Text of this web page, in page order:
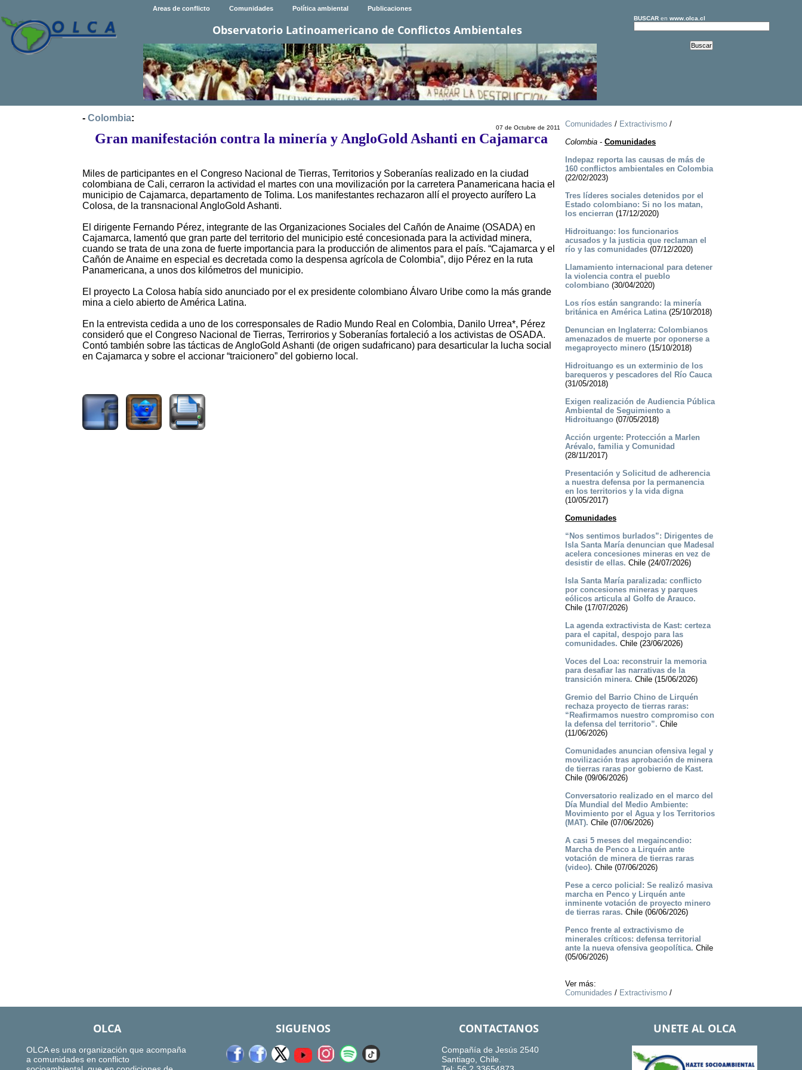
Areas de conflicto Comunidades Política ambiental Publicaciones
Observatorio Latinoamericano de Conflictos Ambientales
BUSCARen www.olca.cl
- Colombia:
07 de Octubre de 2011
Gran manifestación contra la minería y AngloGold Ashanti en Cajamarca
Miles de participantes en el Congreso Nacional de Tierras, Territorios y Soberanías realizado en la ciudad
colombiana de Cali, cerraron la actividad el martes con una movilización por la carretera Panamericana hacia el
municipio de Cajamarca, departamento de Tolima. Los manifestantes rechazaron allí el proyecto aurífero La
Colosa, de la transnacional AngloGold Ashanti.
El dirigente Fernando Pérez, integrante de las Organizaciones Sociales del Cañón de Anaime (OSADA) en
Cajamarca, lamentó que gran parte del territorio del municipio esté concesionada para la actividad minera,
cuando se trata de una zona de fuerte importancia para la producción de alimentos para el país. “Cajamarca y el
Cañón de Anaime en especial es decretada como la despensa agrícola de Colombia”, dijo Pérez en la ruta
Panamericana, a unos dos kilómetros del municipio.
El proyecto La Colosa había sido anunciado por el ex presidente colombiano Álvaro Uribe como la más grande
mina a cielo abierto de América Latina.
En la entrevista cedida a uno de los corresponsales de Radio Mundo Real en Colombia, Danilo Urrea*, Pérez
consideró que el Congreso Nacional de Tierras, Terrirorios y Soberanías fortaleció a los activistas de OSADA.
Contó también sobre las tácticas de AngloGold Ashanti (de origen sudafricano) para desarticular la lucha social
en Cajamarca y sobre el accionar “traicionero” del gobierno local.
Comunidades / Extractivismo/
Colombia- Comunidades
Indepaz reporta las causas de más de
160 conflictos ambientales en Colombia
(22/02/2023)
Tres líderes sociales detenidos por el
Estado colombiano: Si no los matan,
los encierran (17/12/2020)
Hidroituango: los funcionarios
acusados y la justicia que reclaman el
río y las comunidades(07/12/2020)
Llamamiento internacional para detener
la violencia contra el pueblo
colombiano(30/04/2020)
Los ríos están sangrando: la minería
británica en América Latina(25/10/2018)
Denuncian en Inglaterra: Colombianos
amenazados de muerte por oponerse a
megaproyecto minero(15/10/2018)
Hidroituango es un exterminio de los
barequeros y pescadores del Río Cauca
(31/05/2018)
Exigen realización de Audiencia Pública
Ambiental de Seguimiento a
Hidroituango(07/05/2018)
Acción urgente: Protección a Marlen
Arévalo, familia y Comunidad
(28/11/2017)
Presentación y Solicitud de adherencia
a nuestra defensa por la permanencia
en los territorios y la vida digna
(10/05/2017)
Comunidades
“Nos sentimos burlados”: Dirigentes de
Isla Santa María denuncian que Madesal
acelera concesiones mineras en vez de
desistir de ellas. Chile (24/07/2026)
Isla Santa María paralizada: conflicto
por concesiones mineras y parques
eólicos articula al Golfo de Arauco.
Chile (17/07/2026)
La agenda extractivista de Kast: certeza
para el capital, despojo para las
comunidades. Chile (23/06/2026)
Voces del Loa: reconstruir la memoria
para desafiar las narrativas de la
transición minera. Chile (15/06/2026)
Gremio del Barrio Chino de Lirquén
rechaza proyecto de tierras raras:
“Reafirmamos nuestro compromiso con
la defensa del territorio”. Chile
(11/06/2026)
Comunidades anuncian ofensiva legal y
movilización tras aprobación de minera
de tierras raras por gobierno de Kast.
Chile (09/06/2026)
Conversatorio realizado en el marco del
Día Mundial del Medio Ambiente:
Movimiento por el Agua y los Territorios
(MAT). Chile (07/06/2026)
A casi 5 meses del megaincendio:
Marcha de Penco a Lirquén ante
votación de minera de tierras raras
(video). Chile (07/06/2026)
Pese a cerco policial: Se realizó masiva
marcha en Penco y Lirquén ante
inminente votación de proyecto minero
de tierras raras. Chile (06/06/2026)
Penco frente al extractivismo de
minerales críticos: defensa territorial
ante la nueva ofensiva geopolítica. Chile
(05/06/2026)
Ver más:
Comunidades / Extractivismo/
OLCA
OLCA es una organización que acompaña
a comunidades en conflicto
SIGUENOS CONTACTANOS
Compañía de Jesús 2540
Santiago, Chile.
UNETE AL OLCA